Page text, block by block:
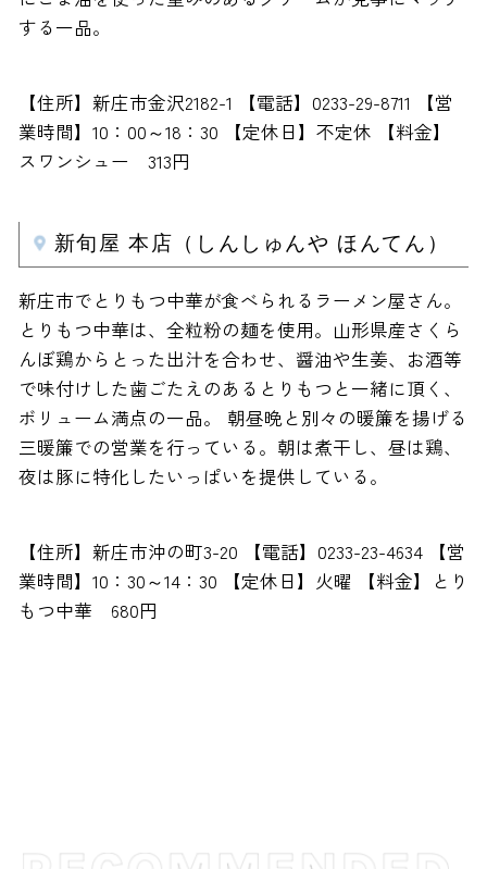
する一品。
【住所】新庄市金沢2182-1 【電話】0233-29-8711 【営
業時間】10：00～18：30 【定休日】不定休 【料金】
スワンシュー 313円
新旬屋 本店（しんしゅんや ほんてん）
新庄市でとりもつ中華が食べられるラーメン屋さん。
とりもつ中華は、全粒粉の麺を使用。山形県産さくら
んぼ鶏からとった出汁を合わせ、醤油や生姜、お酒等
で味付けした歯ごたえのあるとりもつと一緒に頂く、
ボリューム満点の一品。 朝昼晩と別々の暖簾を揚げる
三暖簾での営業を行っている。朝は煮干し、昼は鶏、
夜は豚に特化したいっぱいを提供している。
【住所】新庄市沖の町3-20 【電話】0233-23-4634 【営
業時間】10：30～14：30 【定休日】火曜 【料金】とり
もつ中華 680円